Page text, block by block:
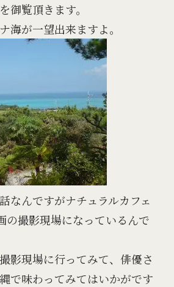
御覧頂きます。
海が一望出来ますよ。
なんですがナチュラルカフェ
撮影現場になっているんで
影現場に行ってみて、俳優さ
で味わってみてはいかがです